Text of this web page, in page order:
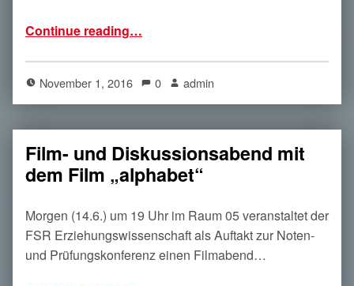
Continue reading…
November 1, 2016 0 admin
Film- und Diskussionsabend mit
dem Film „alphabet“
Morgen (14.6.) um 19 Uhr im Raum 05 veranstaltet der
FSR Erziehungswissenschaft als Auftakt zur Noten-
und Prüfungskonferenz einen Filmabend…